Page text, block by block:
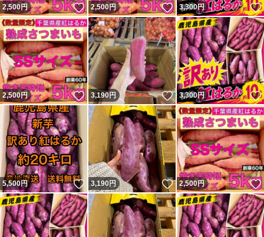
2,500円 いいね！
2,500円 いいね！
3,300円
2,500円 いいね！
3,190円 いいね！
3,300円
5,500円 いいね！
3,190円 いいね！
2,500円